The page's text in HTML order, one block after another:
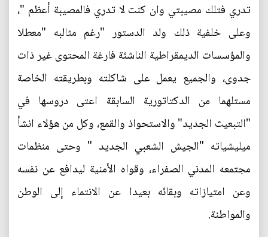
تدري فتلك مصيبتي وان كنت لا تدري فالمصيبة أعظم "،
وعلى خلفية ذلك ولد الدستور "رغم مثالبه "معطلا
والمؤسسات الديمقراطية الناشئة فارغة المحتوى غير ذات
جدوى، والجميع يعمل على شاكلته وبطريقته الخاصة
مستلهما من الدكتاتورية السابقة اعتى دروسها في
"التبعيث الجديد" والاستحواذ والقمع، وكل من هؤلاء انشأ
ميليشياته "الجيش الشعبي الجديد " وحتى منظمات
مجتمعه المدني الصفراء، وقواه الأمنية ليدافع عن نفسه
وعن امتيازاته وبقائه بعيدا عن الانتماء إلى الوطن
والمواطنة.